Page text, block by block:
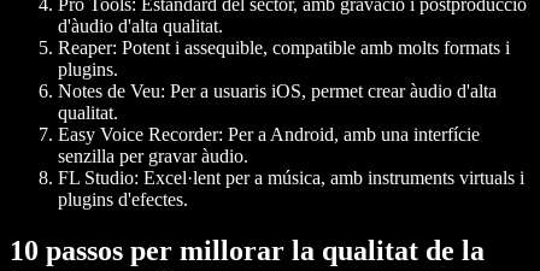
d'àudio d'alta qualitat.
Reaper: Potent i assequible, compatible amb molts formats i
plugins.
Notes de Veu: Per a usuaris iOS, permet crear àudio d'alta
qualitat.
Easy Voice Recorder: Per a Android, amb una interfície
senzilla per gravar àudio.
FL Studio: Excel·lent per a música, amb instruments virtuals i
plugins d'efectes.
10 passos per millorar la qualitat de la